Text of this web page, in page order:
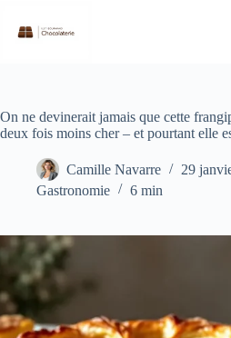
contenu
On ne devinerait jamais que cette
deux fois moins cher – et pourtant elle
Camille Navarre
29
Gastronomie
6 min